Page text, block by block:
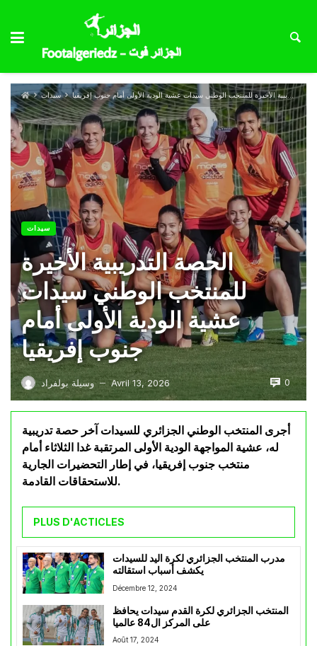
سيدات الحصة التدريبية الأخيرة للمنتخب الوطني سيدات عشية الودية الأولى أمام جنوب إفريقيا
سيدات
الحصة التدريبية الأخيرة
للمنتخب الوطني سيدات
عشية الودية الأولى أمام
جنوب إفريقيا
وسيلة بولفراد — Avril 13, 2026 0
أجرى المنتخب الوطني الجزائري للسيدات آخر حصة تدريبية
له، عشية المواجهة الودية الأولى المرتقبة غدا الثلاثاء أمام
منتخب جنوب إفريقيا، في إطار التحضيرات الجارية
للاستحقاقات القادمة.
PLUS D'ACTICLES
مدرب المنتخب الجزائري لكرة اليد للسيدات
يكشف أسباب استقالته
Décembre 12, 2024
المنتخب الجزائري لكرة القدم سيدات يحافظ
على المركز ال84 عالميا
Août 17, 2024